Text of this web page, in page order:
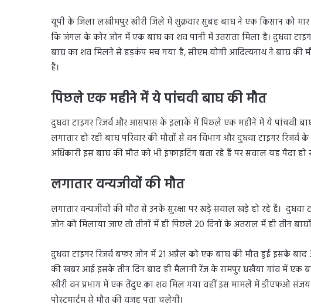
यूपी के जिला लखीमपुर खीरी जिले में शुक्रवार सुबह बाघ ने एक किसान को मार
कि जंगल के कोर जोन में एक बाघ का शव पानी में उतराता मिला है। दुधवा
बाघ का शव मिलने से हड़कंप मच गया है, सीएम योगी आदित्यनाथ ने बाघ की
है।
पिछले एक महीने में ये पांचवी बाघ की मौत
दुधवा टाइगर रिजर्व और आसपास के इलाके में पिछले एक महीने में ये पांचवी
लगातार हो रही बाघ परिवार की मौतों से वन विभाग और दुधवा टाइगर
अधिकारी इस बाघ की मौत को भी इंफाइटिंग बता रहे हैं पर सवाल यह पैदा
लगातार वन्यजीवों की मौत
लगातार वन्यजीवों की मौत से उनके सुरक्षा पर खड़े सवाल खड़े हो रहे हैं। दुधवा
जोन को मिलाया जाए तो तीनों में ही पिछले 20 दिनों के अंतराल में ही तीन
दुधवा टाइगर रिजर्व बफर जोन में 21 अप्रैल को एक बाघ की मौत हुई इसके
की खबर आई इसके तीन दिन बाद ही मैलानी रेंज के रामपुर धखैया गांव में एक
खीरी वन प्रभाग में एक तेंदुए का शव मिल गया वहीं इस मामले में डीएफओ
पोस्टमार्टम से मौत की वजह पता चलेगी।